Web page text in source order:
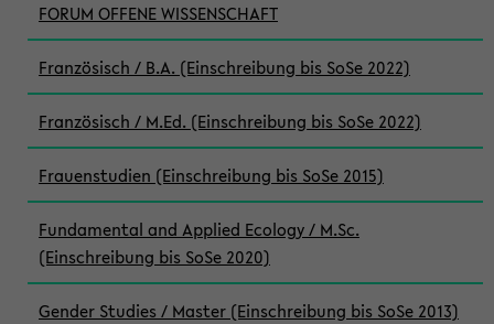
FORUM OFFENE WISSENSCHAFT
Französisch / B.A. (Einschreibung bis SoSe 2022)
Französisch / M.Ed. (Einschreibung bis SoSe 2022)
Frauenstudien (Einschreibung bis SoSe 2015)
Fundamental and Applied Ecology / M.Sc.
(Einschreibung bis SoSe 2020)
Gender Studies / Master (Einschreibung bis SoSe 2013)